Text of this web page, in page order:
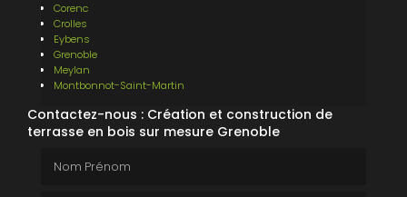
Corenc
Crolles
Eybens
Grenoble
Meylan
Montbonnot-Saint-Martin
Contactez-nous : Création et construction de
terrasse en bois sur mesure Grenoble